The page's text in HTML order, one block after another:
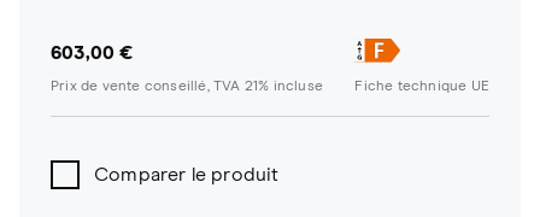
603,00 €
Prix de vente conseillé, TVA 21% incluse Fiche technique UE
Comparer le produit